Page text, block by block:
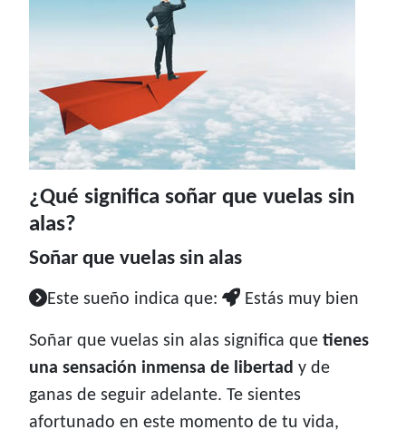
¿Qué significa soñar que vuelas sin
alas?
Soñar que vuelas sin alas
Este sueño indica que: Estás muy bien
Soñar que vuelas sin alas significa que tienes
una sensación inmensa de libertad y de
ganas de seguir adelante. Te sientes
afortunado en este momento de tu vida,